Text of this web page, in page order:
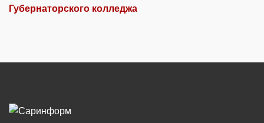
Губернаторского колледжа